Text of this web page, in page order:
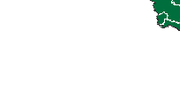
Coswig (Anhalt), Stadt